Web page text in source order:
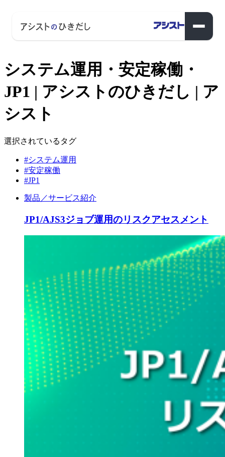
システム運用・安定稼働・
JP1 | アシストのひきだし | ア
シスト
選択されているタグ
#システム運用
#安定稼働
#JP1
製品／サービス紹介
JP1/AJS3ジョブ運用のリスクアセスメント